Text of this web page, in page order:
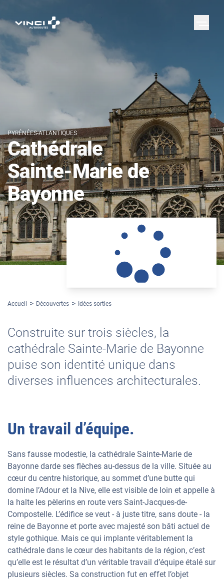
PYRÉNÉES-ATLANTIQUES
Cathédrale
Sainte-Marie de
Bayonne
Accueil Découvertes Idées sorties
Construite sur trois siècles, la
cathédrale Sainte-Marie de Bayonne
puise son identité unique dans
diverses influences architecturales.
Un travail d’équipe.
Sans fausse modestie, la cathédrale Sainte-Marie de
Bayonne darde ses flèches au-dessus de la ville. Située au
cœur du centre historique, au sommet d’une butte qui
domine l’Adour et la Nive, elle est visible de loin et appelle à
la halte les pèlerins en route vers Saint-Jacques-de-
Compostelle. L’édifice se veut - à juste titre, sans doute - la
reine de Bayonne et porte avec majesté son bâti actuel de
style gothique. Mais ce qui implante véritablement la
cathédrale dans le cœur des habitants de la région, c’est
qu’elle est le résultat d’un véritable travail d’équipe étalé sur
plusieurs siècles. Sa construction fut en effet l’objet